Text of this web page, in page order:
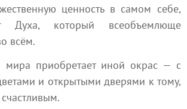
ценность в самом себе,
Духа, который всеобъемлюще
всём.
мира приобретает иной окрас — с
и открытыми дверями к тому,